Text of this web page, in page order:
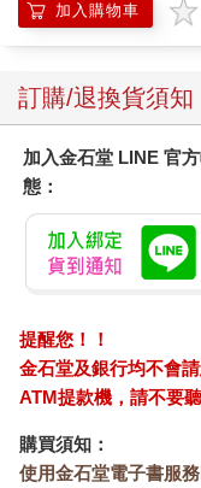
加入購物車
訂購/退換貨須知
加入金石堂 LINE 官
態：
提醒您！！
金石堂及銀行均不會
ATM提款機，請不要
購買須知：
使用金石堂電子書服